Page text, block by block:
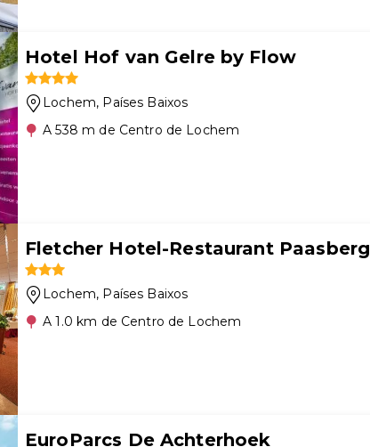
Hotel Hof van Gelre by Flow
Lochem, Países Baixos
A 538 m de Centro de Lochem
Fletcher Hotel-Restaurant Paasberg
Lochem, Países Baixos
A 1.0 km de Centro de Lochem
EuroParcs De Achterhoek